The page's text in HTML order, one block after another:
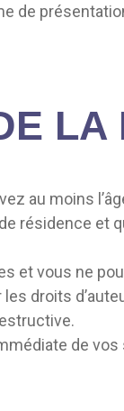
de
LA
au moins
résidence
vous ne
droits
de